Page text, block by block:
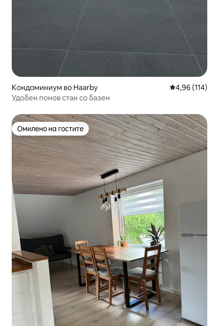
Кондоминиум во Haarby Просечна
4,96 (114)
Удобен понов стан со базен
Омилено на гостите
Омилено на гостите